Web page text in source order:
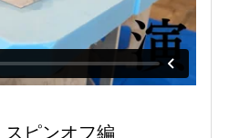
ピンオフ編